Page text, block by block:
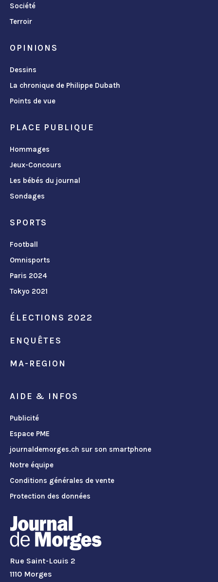
Société
Terroir
OPINIONS
Dessins
La chronique de Philippe Dubath
Points de vue
PLACE PUBLIQUE
Hommages
Jeux-Concours
Les bébés du journal
Sondages
SPORTS
Football
Omnisports
Paris 2024
Tokyo 2021
ÉLECTIONS 2022
ENQUÊTES
MA-REGION
AIDE & INFOS
Publicité
Espace PME
journaldemorges.ch sur son smartphone
Notre équipe
Conditions générales de vente
Protection des données
Rue Saint-Louis 2
1110 Morges